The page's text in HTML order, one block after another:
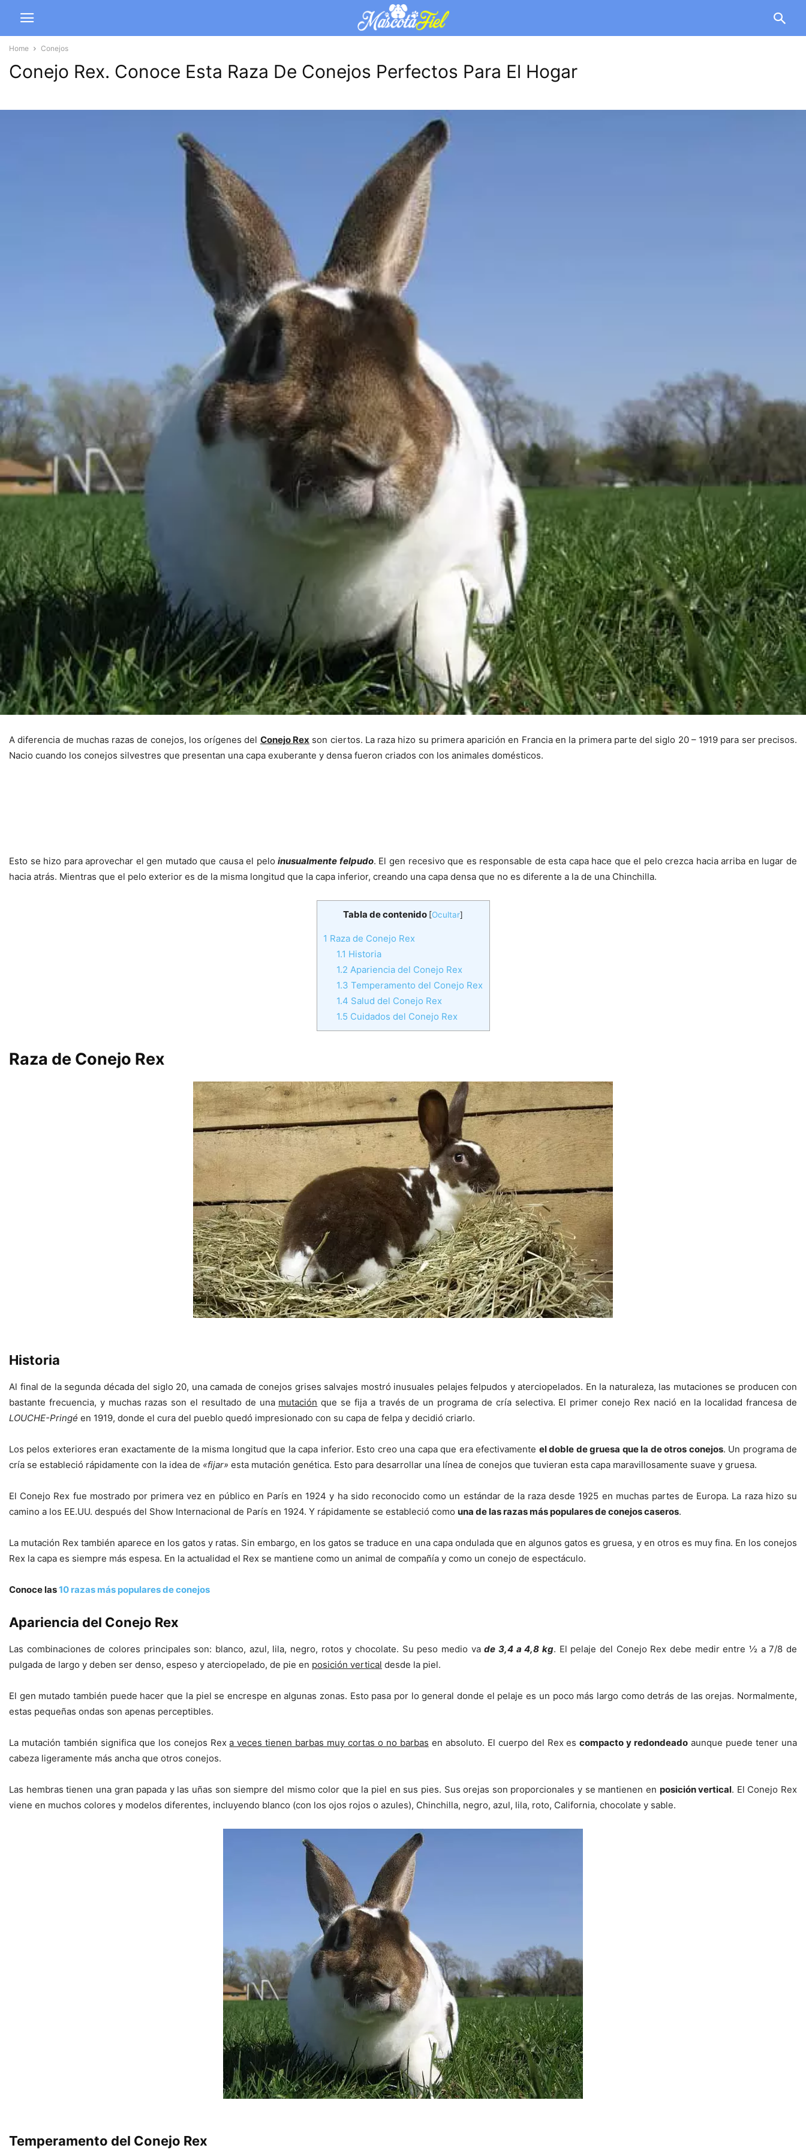
Home Conejos
Conejo Rex. Conoce Esta Raza De Conejos Perfectos Para El Hogar
A diferencia de muchas razas de conejos, los orígenes del Conejo Rex son ciertos. La raza hizo su primera aparición en Francia en la primera parte del siglo 20 – 1919 para ser precisos.
Nacio cuando los conejos silvestres que presentan una capa exuberante y densa fueron criados con los animales domésticos.
Esto se hizo para aprovechar el gen mutado que causa el peloinusualmente felpudo. El gen recesivo que es responsable de esta capa hace que el pelo crezca hacia arriba en lugar de
hacia atrás. Mientras que el pelo exterior es de la misma longitud que la capa inferior, creando una capa densa que no es diferente a la de una Chinchilla.
Tabla de contenido [Ocultar]
1 Raza de Conejo Rex
1.1 Historia
1.2 Apariencia del Conejo Rex
1.3 Temperamento del Conejo Rex
1.4 Salud del Conejo Rex
1.5 Cuidados del Conejo Rex
Raza de Conejo Rex
Historia
Al final de la segunda década del siglo 20, una camada de conejos grises salvajes mostró inusuales pelajes felpudos y aterciopelados. En la naturaleza, las mutaciones se producen con
bastante frecuencia, y muchas razas son el resultado de una mutación que se fija a través de un programa de cría selectiva. El primer conejo Rex nació en la localidad francesa de
LOUCHE-Pringé en 1919, donde el cura del pueblo quedó impresionado con su capa de felpa y decidió criarlo.
Los pelos exteriores eran exactamente de la misma longitud que la capa inferior. Esto creo una capa que era efectivamente el doble de gruesa que la de otros conejos. Un programa de
cría se estableció rápidamente con la idea de «fijar» esta mutación genética. Esto para desarrollar una línea de conejos que tuvieran esta capa maravillosamente suave y gruesa.
El Conejo Rex fue mostrado por primera vez en público en París en 1924 y ha sido reconocido como un estándar de la raza desde 1925 en muchas partes de Europa. La raza hizo su
camino a los EE.UU. después del Show Internacional de París en 1924. Y rápidamente se estableció como una de las razas más populares de conejos caseros.
La mutación Rex también aparece en los gatos y ratas. Sin embargo, en los gatos se traduce en una capa ondulada que en algunos gatos es gruesa, y en otros es muy fina. En los conejos
Rex la capa es siempre más espesa. En la actualidad el Rex se mantiene como un animal de compañía y como un conejo de espectáculo.
Conoce las10 razas más populares de conejos
Apariencia del Conejo Rex
Las combinaciones de colores principales son: blanco, azul, lila, negro, rotos y chocolate. Su peso medio vade 3,4 a 4,8 kg. El pelaje del Conejo Rex debe medir entre ½ a 7/8 de
pulgada de largo y deben ser denso, espeso y aterciopelado, de pie en posición vertical desde la piel.
El gen mutado también puede hacer que la piel se encrespe en algunas zonas. Esto pasa por lo general donde el pelaje es un poco más largo como detrás de las orejas. Normalmente,
estas pequeñas ondas son apenas perceptibles.
La mutación también significa que los conejos Rexa veces tienen barbas muy cortas o no barbas en absoluto. El cuerpo del Rex escompacto y redondeado aunque puede tener una
cabeza ligeramente más ancha que otros conejos.
Las hembras tienen una gran papada y las uñas son siempre del mismo color que la piel en sus pies. Sus orejas son proporcionales y se mantienen en posición vertical. El Conejo Rex
viene en muchos colores y modelos diferentes, incluyendo blanco (con los ojos rojos o azules), Chinchilla, negro, azul, lila, roto, California, chocolate y sable.
Temperamento del Conejo Rex